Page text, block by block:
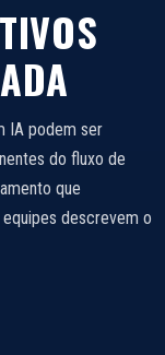
IA podem ser
do fluxo de
que
descrevem o